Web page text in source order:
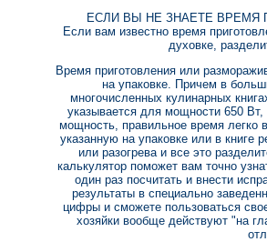
ЕСЛИ ВЫ НЕ ЗНАЕТЕ
Если вам известно время
духовке,
Время приготовления или
на упаковке. Причем в
многочисленных кулинарных
указывается для мощности 650
мощность, правильное время легко
указанную на упаковке или в книге
или разогрева и все это
калькулятор поможет вам точно
один раз посчитать и внести
результаты в специально
цифры и сможете пользоваться
хозяйки вообще действуют "на